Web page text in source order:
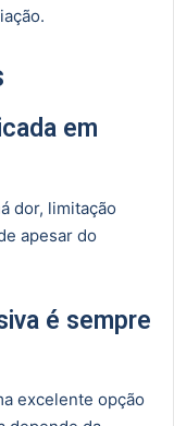
em
dor, limitação
apesar do
é sempre
excelente opção